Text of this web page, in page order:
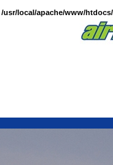
/usr/local/apache/www/